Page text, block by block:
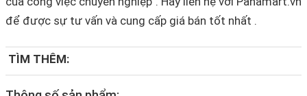
để được sự tư vấn và cung cấp giá bán tốt nhất .
TÌM THÊM: